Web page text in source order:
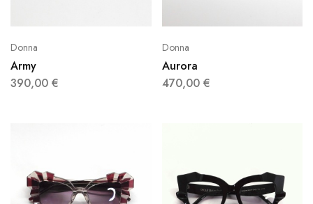
Donna
Army
390,00 €
Donna
Aurora
470,00 €